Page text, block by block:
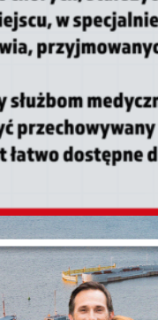
Twoją
zaakceptować je